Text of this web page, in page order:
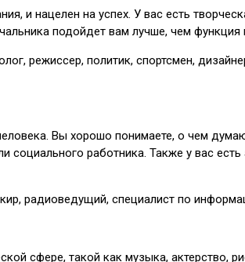
и нацелен на успех. У вас есть
подойдет вам лучше, чем функция
режиссер, политик, спортсмен,
Вы хорошо понимаете, о чем
работника. Также у вас
радиоведущий, специалист по
сфере, такой как музыка, актерство,